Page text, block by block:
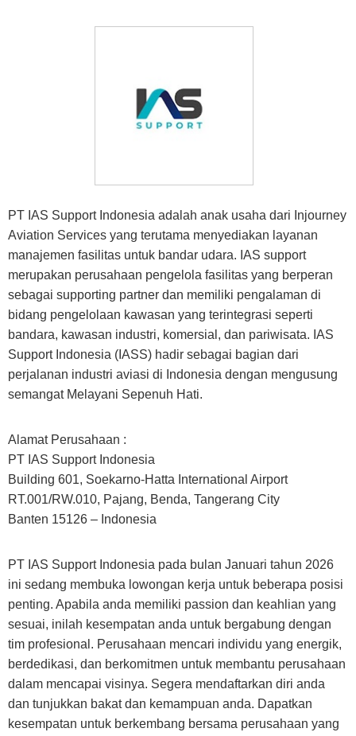
PT IAS Support Indonesia adalah anak usaha dari Injourney
Aviation Services yang terutama menyediakan layanan
manajemen fasilitas untuk bandar udara. IAS support
merupakan perusahaan pengelola fasilitas yang berperan
sebagai supporting partner dan memiliki pengalaman di
bidang pengelolaan kawasan yang terintegrasi seperti
bandara, kawasan industri, komersial, dan pariwisata. IAS
Support Indonesia (IASS) hadir sebagai bagian dari
perjalanan industri aviasi di Indonesia dengan mengusung
semangat Melayani Sepenuh Hati.
Alamat Perusahaan :
PT IAS Support Indonesia
Building 601, Soekarno-Hatta International Airport
RT.001/RW.010, Pajang, Benda, Tangerang City
Banten 15126 – Indonesia
PT IAS Support Indonesia pada bulan Januari tahun 2026
ini sedang membuka lowongan kerja untuk beberapa posisi
penting. Apabila anda memiliki passion dan keahlian yang
sesuai, inilah kesempatan anda untuk bergabung dengan
tim profesional. Perusahaan mencari individu yang energik,
berdedikasi, dan berkomitmen untuk membantu perusahaan
dalam mencapai visinya. Segera mendaftarkan diri anda
dan tunjukkan bakat dan kemampuan anda. Dapatkan
kesempatan untuk berkembang bersama perusahaan yang